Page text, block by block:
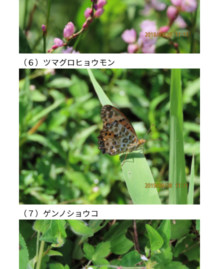
（６）ツマグロヒョウモン
（７）ゲンノショウコ